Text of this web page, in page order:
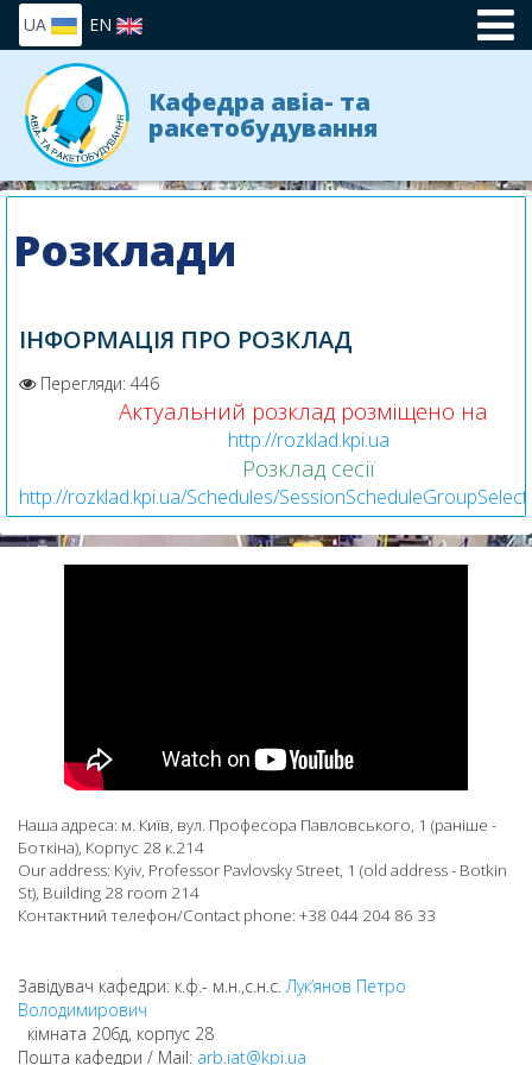
UA EN
Кафедра авіа- та
ракетобудування
Розклади
ІНФОРМАЦІЯ ПРО РОЗКЛАД
Перегляди: 446
Актуальний розклад розміщено на
http://rozklad.kpi.ua
Розклад сесії
http://rozklad.kpi.ua/Schedules/
Наша адреса: м. Київ, вул. Професора Павловського, 1 (раніше -
Боткіна), Корпус 28 к.214
Our address: Kyiv, Professor Pavlovsky Street, 1 (old address - Botkin
St), Building 28 room 214
Контактний телефон/Contact phone: +38 044 204 86 33
Завідувач кафедри: к.ф.- м.н.,с.н.с.Лук’янов Петро
Володимирович
кімната 206д, корпус 28
Пошта кафедри / Mail: arb.iat@kpi.ua